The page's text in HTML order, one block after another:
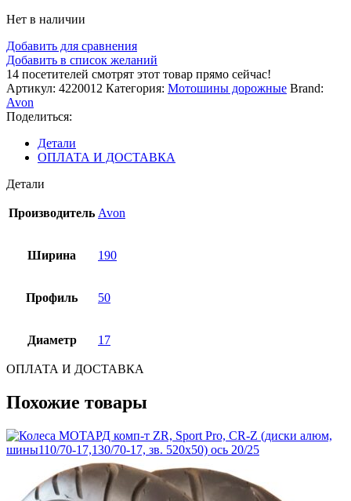
Нет в наличии
Добавить для сравнения
Добавить в список желаний
14 посетителей смотрят этот товар прямо сейчас!
Артикул: 4220012 Категория: Мотошины дорожные Brand:
Avon
Поделиться:
Детали
ОПЛАТА И ДОСТАВКА
Детали
Производитель Avon
Ширина 190
Профиль 50
Диаметр 17
ОПЛАТА И ДОСТАВКА
Похожие товары